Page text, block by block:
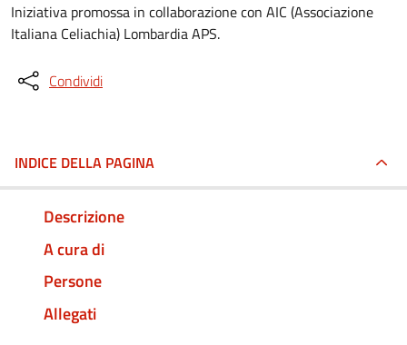
Iniziativa promossa in collaborazione con AIC (Associazione
Italiana Celiachia) Lombardia APS.
Condividi
INDICE DELLA PAGINA
Descrizione
A cura di
Persone
Allegati